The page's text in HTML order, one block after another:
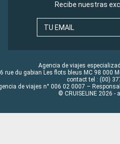
Recibe nuestras
TU EMAIL
Agencia de viajes
rue du gabian Les flots bleus MC 98 000
contact tel : (00)
de viajes n° 006 02 0007 –
© CRUISELINE 2026 -